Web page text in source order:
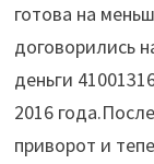
готова на
договорились
деньги
2016
приворот и